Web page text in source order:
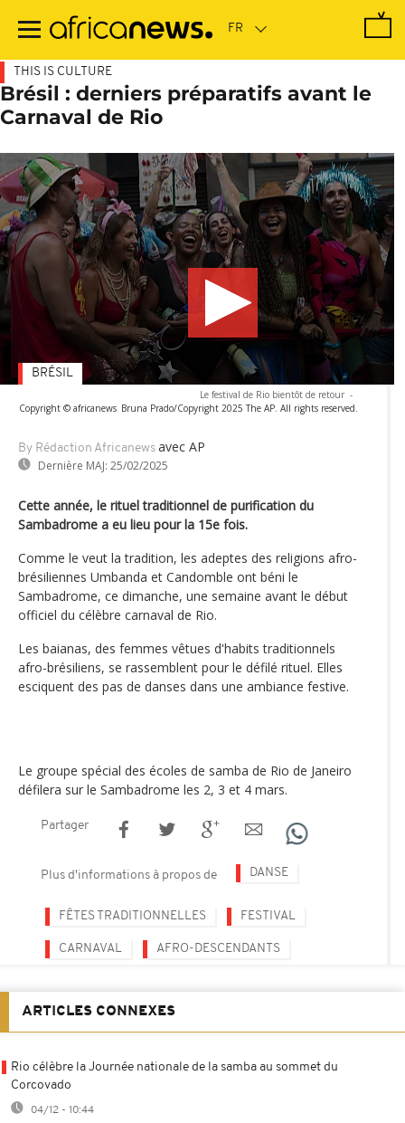
contenu
THIS IS CULTURE
Brésil : derniers préparatifs avant le
Carnaval de Rio
Le festival de Rio bientôt de retour -
Copyright © africanews Bruna Prado/Copyright 2025 The AP. All rights reserved.
By Rédaction Africanews avec AP
Dernière MAJ: 25/02/2025
BRÉSIL
Cette année, le rituel traditionnel de purification du
Sambadrome a eu lieu pour la 15e fois.
Comme le veut la tradition, les adeptes des religions afro-
brésiliennes Umbanda et Candomble ont béni le
Sambadrome, ce dimanche, une semaine avant le début
officiel du célèbre carnaval de Rio.
Les baianas, des femmes vêtues d'habits traditionnels
afro-brésiliens, se rassemblent pour le défilé rituel. Elles
esciquent des pas de danses dans une ambiance festive.
Le groupe spécial des écoles de samba de Rio de Janeiro
défilera sur le Sambadrome les 2, 3 et 4 mars.
Partager
Plus d'informations à propos de DANSE
FÊTES TRADITIONNELLES FESTIVAL
CARNAVAL AFRO-DESCENDANTS
ARTICLES CONNEXES
Rio célèbre la Journée nationale de la samba au sommet du
Corcovado
04/12 - 10:44